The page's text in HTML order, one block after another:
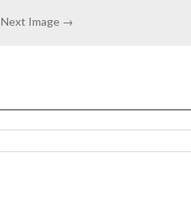
Next Image →